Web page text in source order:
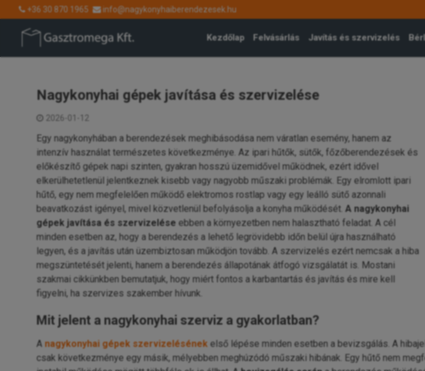
+36 30 870 1965 info@nagykonyhaiberendezesek.hu
Kezdőlap Felvásárlás Javítás és szervizelés
Nagykonyhai gépek javítása és szervizelése
2026-01-12
Egy nagykonyhában a berendezések meghibásodása nem váratlan esemény, hanem az
intenzív használat természetes következménye. Az ipari hűtők, sütők, főzőberendezések és
előkészítő gépek napi szinten, gyakran hosszú üzemidővel működnek, ezért idővel
elkerülhetetlenül jelentkeznek kisebb vagy nagyobb műszaki problémák. Egy elromlott ipari
hűtő, egy nem megfelelően működő elektromos rostlap vagy egy leálló sütő azonnali
beavatkozást igényel, mivel közvetlenül befolyásolja a konyha működését. A nagykonyhai
gépek javítása és szervizelése ebben a környezetben nem halasztható feladat. A cél
minden esetben az, hogy a berendezés a lehető legrövidebb időn belül újra használható
legyen, és a javítás után üzembiztosan működjön tovább. A szervizelés ezért nemcsak a hiba
megszüntetését jelenti, hanem a berendezés állapotának átfogó vizsgálatát is. Mostani
szakmai cikkünkben bemutatjuk, hogy miért fontos a karbantartás és javítás és mire kell
figyelni, ha szervizes szakember hívunk.
Mit jelent a nagykonyhai szerviz a gyakorlatban?
A nagykonyhai gépek szervizelésének első lépése minden esetben a bevizsgálás. A
csak következménye egy másik, mélyebben meghúzódó műszaki hibának. Egy hűtő nem